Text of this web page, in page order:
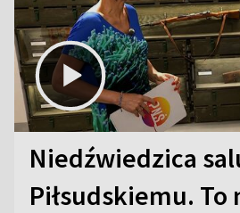
Niedźwiedzica
Piłsudskiemu.